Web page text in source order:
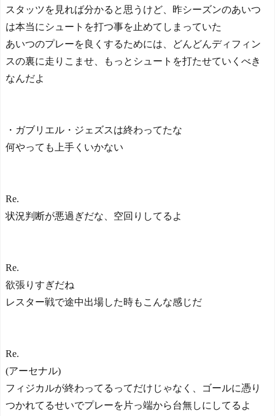
スタッツを見れば分かると思うけど、昨シーズンのあいつ
は本当にシュートを打つ事を止めてしまっていた
あいつのプレーを良くするためには、どんどんディフィン
スの裏に走りこませ、もっとシュートを打たせていくべき
なんだよ
・ガブリエル・ジェズスは終わってたな
何やっても上手くいかない
Re.
状況判断が悪過ぎだな、空回りしてるよ
Re.
欲張りすぎだね
レスター戦で途中出場した時もこんな感じだ
Re.
(アーセナル)
フィジカルが終わってるってだけじゃなく、ゴールに憑り
つかれてるせいでプレーを片っ端から台無しにしてるよ